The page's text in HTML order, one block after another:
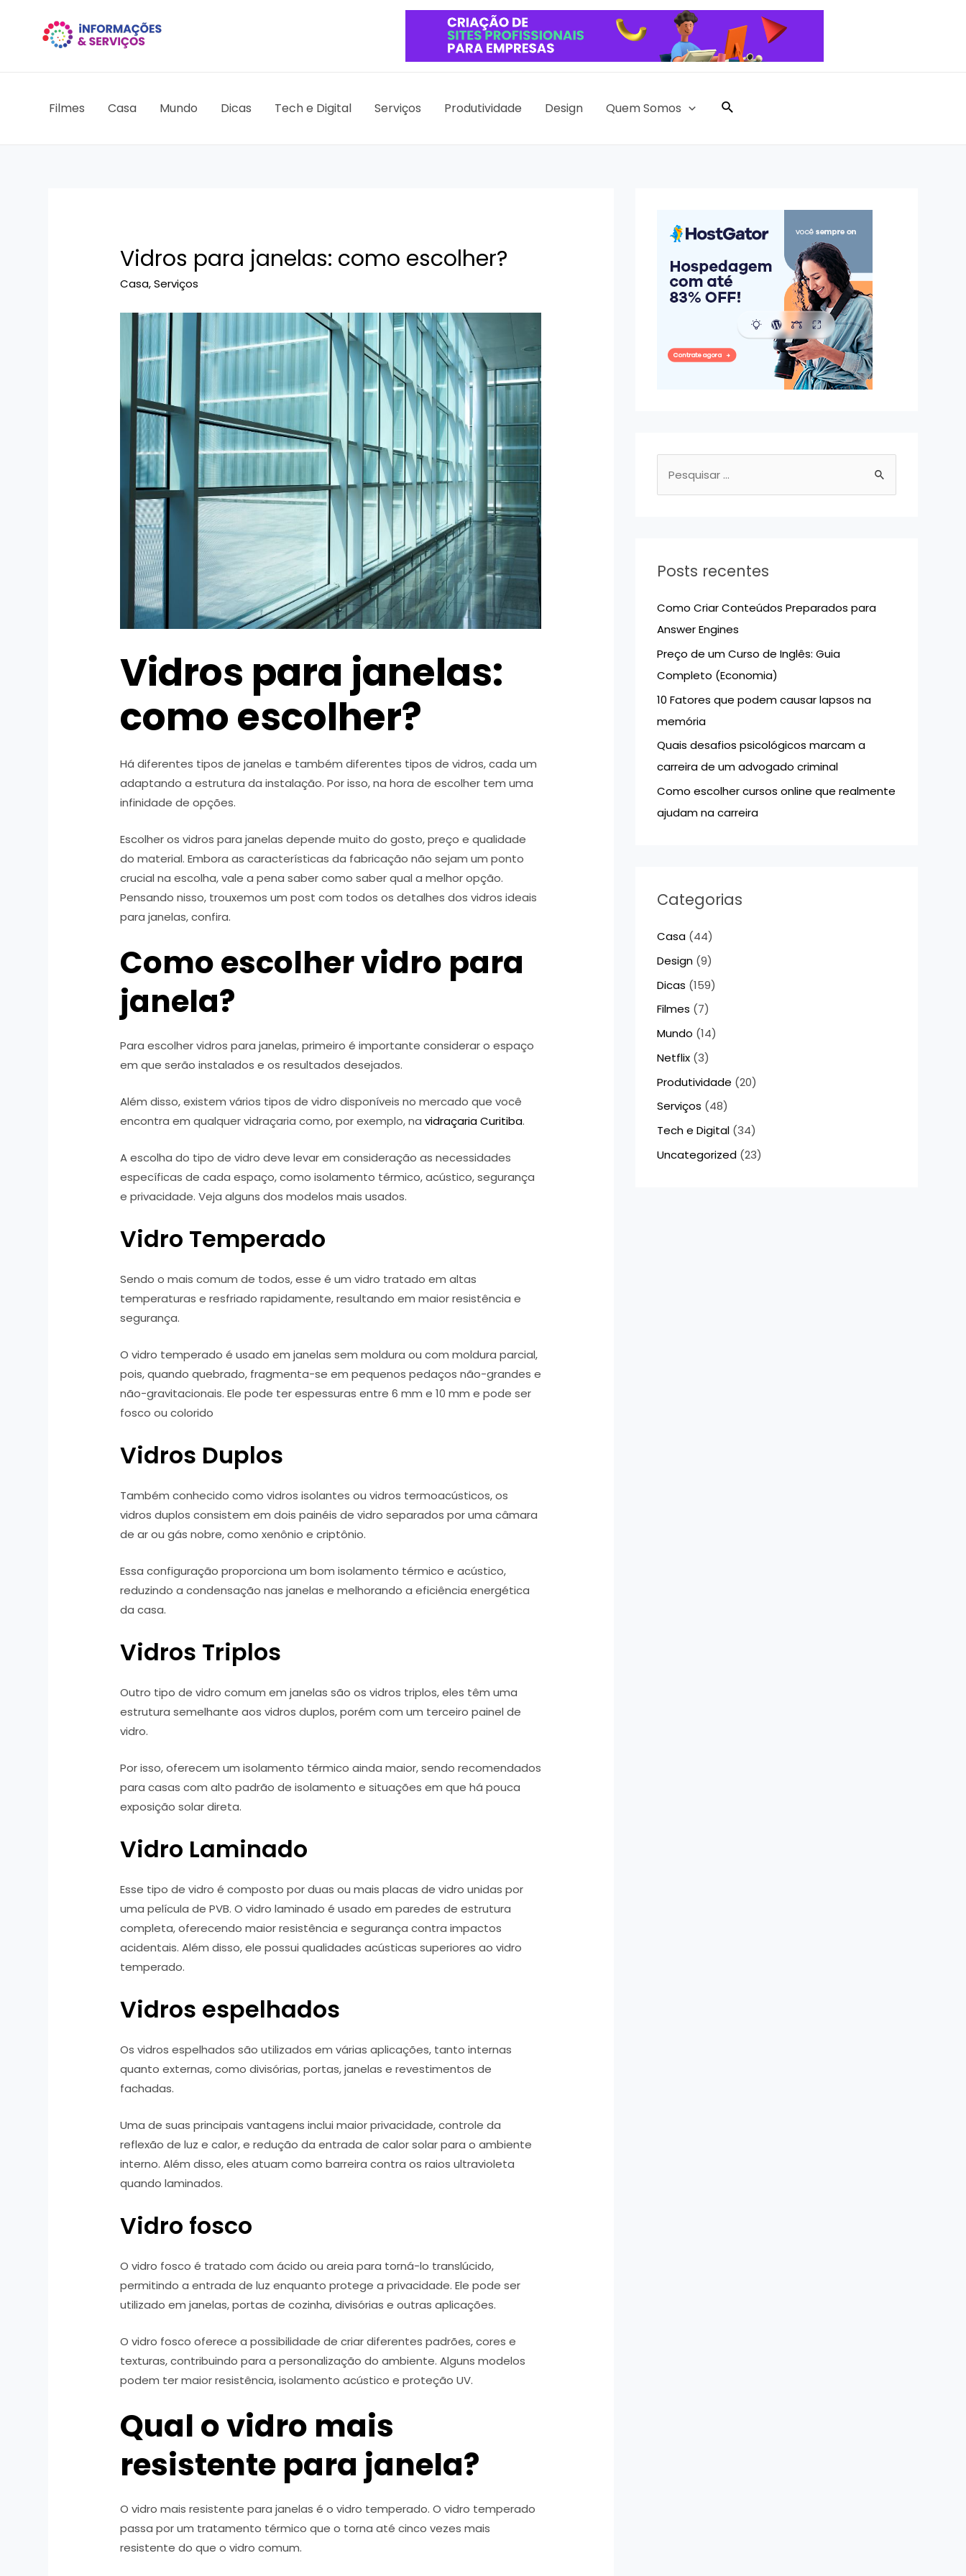
Filmes Casa Mundo Dicas Tech e Digital Serviços Produtividade Design Quem Somos Pesquisar
Vidros para janelas: como escolher?
Casa,Serviços
Vidros para janelas:
como escolher?
Há diferentes tipos de janelas e também diferentes tipos de vidros, cada um
adaptando a estrutura da instalação. Por isso, na hora de escolher tem uma
infinidade de opções.
Escolher os vidros para janelas depende muito do gosto, preço e qualidade
do material. Embora as características da fabricação não sejam um ponto
crucial na escolha, vale a pena saber como saber qual a melhor opção.
Pensando nisso, trouxemos um post com todos os detalhes dos vidros ideais
para janelas, confira.
Como escolher vidro para
janela?
Para escolher vidros para janelas, primeiro é importante considerar o espaço
em que serão instalados e os resultados desejados.
Além disso, existem vários tipos de vidro disponíveis no mercado que você
encontra em qualquer vidraçaria como, por exemplo, navidraçaria Curitiba.
A escolha do tipo de vidro deve levar em consideração as necessidades
específicas de cada espaço, como isolamento térmico, acústico, segurança
e privacidade. Veja alguns dos modelos mais usados.
Vidro Temperado
Sendo o mais comum de todos, esse é um vidro tratado em altas
temperaturas e resfriado rapidamente, resultando em maior resistência e
segurança.
O vidro temperado é usado em janelas sem moldura ou com moldura parcial,
pois, quando quebrado, fragmenta-se em pequenos pedaços não-grandes e
não-gravitacionais. Ele pode ter espessuras entre 6 mm e 10 mm e pode ser
fosco ou colorido
Vidros Duplos
Também conhecido como vidros isolantes ou vidros termoacústicos, os
vidros duplos consistem em dois painéis de vidro separados por uma câmara
de ar ou gás nobre, como xenônio e criptônio.
Essa configuração proporciona um bom isolamento térmico e acústico,
reduzindo a condensação nas janelas e melhorando a eficiência energética
da casa.
Vidros Triplos
Outro tipo de vidro comum em janelas são os vidros triplos, eles têm uma
estrutura semelhante aos vidros duplos, porém com um terceiro painel de
vidro.
Por isso, oferecem um isolamento térmico ainda maior, sendo recomendados
para casas com alto padrão de isolamento e situações em que há pouca
exposição solar direta.
Vidro Laminado
Esse tipo de vidro é composto por duas ou mais placas de vidro unidas por
uma película de PVB. O vidro laminado é usado em paredes de estrutura
completa, oferecendo maior resistência e segurança contra impactos
acidentais. Além disso, ele possui qualidades acústicas superiores ao vidro
temperado.
Vidros espelhados
Os vidros espelhados são utilizados em várias aplicações, tanto internas
quanto externas, como divisórias, portas, janelas e revestimentos de
fachadas.
Uma de suas principais vantagens inclui maior privacidade, controle da
reflexão de luz e calor, e redução da entrada de calor solar para o ambiente
interno. Além disso, eles atuam como barreira contra os raios ultravioleta
quando laminados.
Vidro fosco
O vidro fosco é tratado com ácido ou areia para torná-lo translúcido,
permitindo a entrada de luz enquanto protege a privacidade. Ele pode ser
utilizado em janelas, portas de cozinha, divisórias e outras aplicações.
O vidro fosco oferece a possibilidade de criar diferentes padrões, cores e
texturas, contribuindo para a personalização do ambiente. Alguns modelos
podem ter maior resistência, isolamento acústico e proteção UV.
Qual o vidro mais
resistente para janela?
O vidro mais resistente para janelas é o vidro temperado. O vidro temperado
passa por um tratamento térmico que o torna até cinco vezes mais
resistente do que o vidro comum.
a
r
p
o
r
:
Posts recentes
Como Criar Conteúdos Preparados para
Answer Engines
Preço de um Curso de Inglês: Guia
Completo (Economia)
10 Fatores que podem causar lapsos na
memória
Quais desafios psicológicos marcam a
carreira de um advogado criminal
Como escolher cursos online que realmente
ajudam na carreira
Categorias
Casa(44)
Design(9)
Dicas (159)
Filmes (7)
Mundo (14)
Netflix(3)
Produtividade (20)
Serviços (48)
Tech e Digital(34)
Uncategorized(23)